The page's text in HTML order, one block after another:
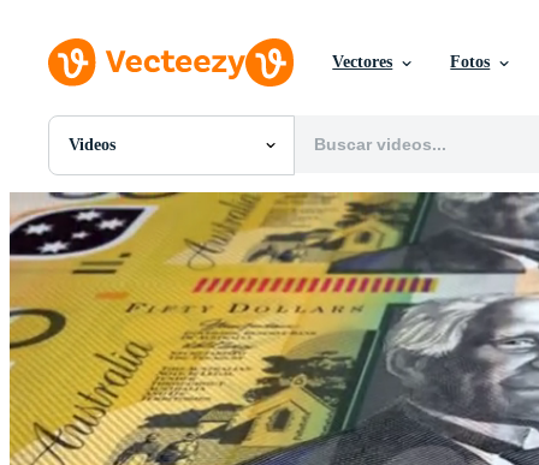
Vectores Fotos
Videos
Todas Imágenes
Fotos
PNGs
PSDs
SVGs
Plantillas
Vectores
Videos
Gráficos en Movimiento
Imágenes Editoriales
Eventos Editoriales